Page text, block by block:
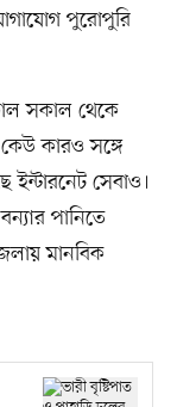
পুরোপুরি
সকাল থেকে
কারও সঙ্গে
সেবাও।
পানিতে
মানবিক